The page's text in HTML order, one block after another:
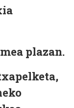
plazan.